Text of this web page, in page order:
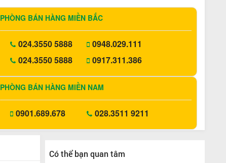
PHÒNG BÁN HÀNG MIỀN BẮC
024.3550 5888
024.3550 5888
0948.029.111
0917.311.386
PHÒNG BÁN HÀNG MIỀN NAM
0901.689.678 028.3511 9211
Có thể bạn quan tâm